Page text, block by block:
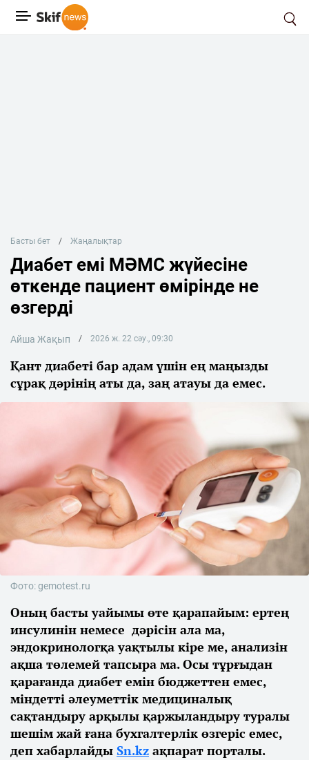
Басты бет Жаңалықтар
Диабет емі МӘМС жүйесіне
өткенде пациент өмірінде не
өзгерді
Айша Жақып 2026 ж. 22 сәу., 09:30
Қант диабеті бар адам үшін ең маңызды
сұрақ дәрінің аты да, заң атауы да емес.
Фото: gemotest.ru
Оның басты уайымы өте қарапайым: ертең
инсулинін немесе дәрісін ала ма,
эндокринологқа уақтылы кіре ме, анализін
ақша төлемей тапсыра ма. Осы тұрғыдан
қарағанда диабет емін бюджеттен емес,
міндетті әлеуметтік медициналық
сақтандыру арқылы қаржыландыру туралы
шешім жай ғана бухгалтерлік өзгеріс емес,
деп хабарлайды Sn.kz ақпарат порталы.